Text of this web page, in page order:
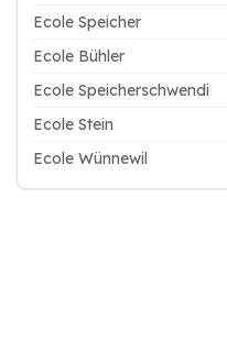
Ecole Speicher
Ecole Bühler
Ecole Speicherschwendi
Ecole Stein
Ecole Wünnewil